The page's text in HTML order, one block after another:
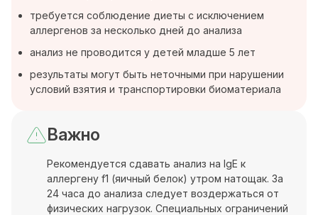
требуется соблюдение диеты с исключением
аллергенов за несколько дней до анализа
анализ не проводится у детей младше 5 лет
результаты могут быть неточными при нарушении
условий взятия и транспортировки биоматериала
Важно
Рекомендуется сдавать анализ на IgE к
аллергену f1 (яичный белок) утром натощак. За
24 часа до анализа следует воздержаться от
физических нагрузок. Специальных ограничений